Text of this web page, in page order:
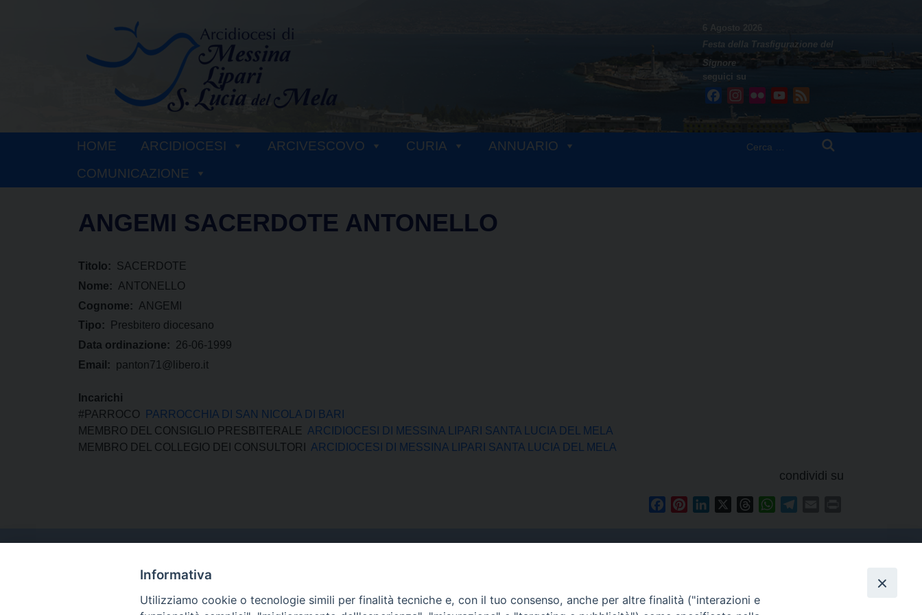
6 Agosto 2026
Festa della Trasfigurazione del
Signore
seguici su
FacebookInstagram
Flickr YouTube
HOME ARCIDIOCESI ARCIVESCOVO CURIA
ANNUARIO
COMUNICAZIONE
ANGEMI SACERDOTE ANTONELLO
Titolo: SACERDOTE
Nome: ANTONELLO
Cognome: ANGEMI
Tipo:
Presbitero diocesano
Data ordinazione: 26-06-1999
Email: panton71@libero.it
Incarichi
#PARROCO
PARROCCHIA DI SAN NICOLA DI BARI
MEMBRO DEL CONSIGLIO PRESBITERALE ARCIDIOCESI DI MESSINA LIPARI SANTA LUCIA DEL MELA
MEMBRO DEL COLLEGIO DEI CONSULTORI
ARCIDIOCESI DI MESSINA LIPARI SANTA LUCIA DEL MELA
condividi su
FacebookPinterestLinkedIn ThreadsWhatsApp
Indirizzo
Contatti
Informativa
Utilizziamo cookie o tecnologie simili per finalità tecniche e, con il tuo consenso, anche per altre finalità ("interazioni e